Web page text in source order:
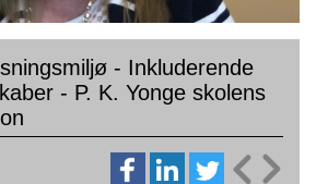
- Inkluderende
- P. K. Yonge skolens